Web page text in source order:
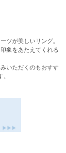
ツが美しいリング。
象をあたえてくれる
いただくのもおすす